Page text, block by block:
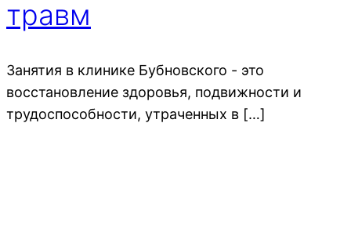
травм
Занятия в клинике Бубновского - это
восстановление здоровья, подвижности и
трудоспособности, утраченных в […]